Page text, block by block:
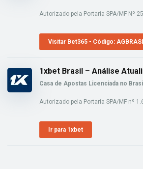
Autorizado pela Portaria SPA/MF Nº
Visitar Bet365 - Código:
1xbet Brasil – Análise
Casa de Apostas Licenciada no
Autorizado pela Portaria SPA/MF nº
Ir para 1xbet